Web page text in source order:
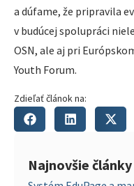
a dúfame, že pripravila
v budúcej spolupráci
OSN, ale aj pri
Youth Forum.
Zdieľať článok na:
Najnovšie články